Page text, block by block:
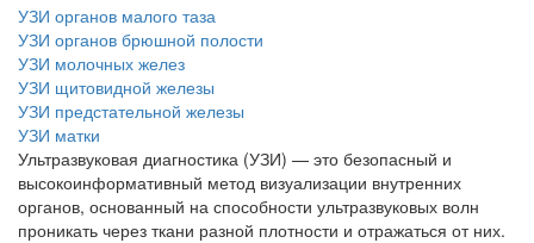
УЗИ органов малого таза
УЗИ органов брюшной полости
УЗИ молочных желез
УЗИ щитовидной железы
УЗИ предстательной железы
УЗИ матки
Ультразвуковая диагностика (УЗИ) — это безопасный и
высокоинформативный метод визуализации внутренних
органов, основанный на способности ультразвуковых волн
проникать через ткани разной плотности и отражаться от них.